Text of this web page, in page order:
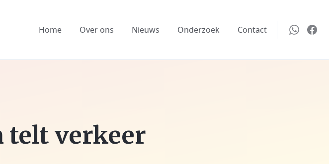
Home Over ons Nieuws Onderzoek Contact
telt verkeer